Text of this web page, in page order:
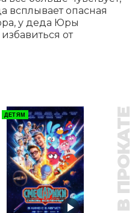
всплывает опасная
у деда Юры
от
ДЕТЯМ В